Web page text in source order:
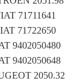
71711641
71722650
9402050480
9402050648
2050.32